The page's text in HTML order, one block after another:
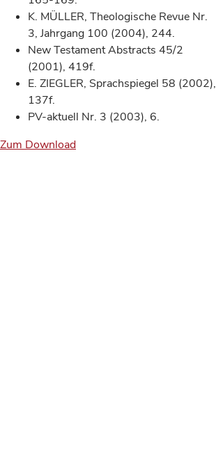
K. MÜLLER, Theologische Revue Nr.
3, Jahrgang 100 (2004), 244.
New Testament Abstracts 45/2
(2001), 419f.
E. ZIEGLER, Sprachspiegel 58 (2002),
137f.
PV-aktuell Nr. 3 (2003), 6.
Zum Download